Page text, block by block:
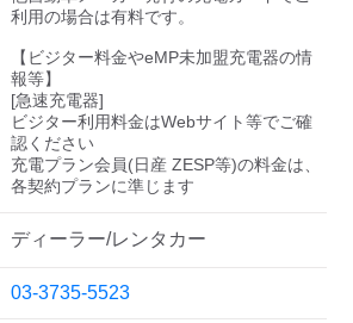
検索する
利用の場合は有料です。
【ビジター料金やeMP未加盟充電器の情
報等】
[急速充電器]
ビジター利用料金はWebサイト等でご確
認ください
充電プラン会員(日産 ZESP等)の料金は、
各契約プランに準じます
ディーラー/レンタカー
03-3735-5523